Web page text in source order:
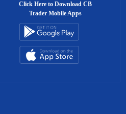
Click Here to Download CB
Trader Mobile Apps